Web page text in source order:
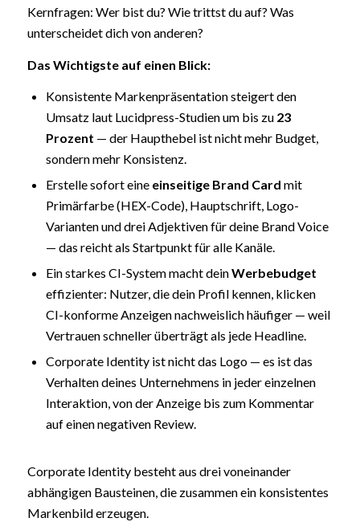
Kernfragen: Wer bist du? Wie trittst du auf? Was
unterscheidet dich von anderen?
Das Wichtigste auf einen Blick:
Konsistente Markenpräsentation steigert den
Umsatz laut Lucidpress-Studien um bis zu 23
Prozent — der Haupthebel ist nicht mehr Budget,
sondern mehr Konsistenz.
Erstelle sofort eine einseitige Brand Card mit
Primärfarbe (HEX-Code), Hauptschrift, Logo-
Varianten und drei Adjektiven für deine Brand Voice
— das reicht als Startpunkt für alle Kanäle.
Ein starkes CI-System macht deinWerbebudget
effizienter: Nutzer, die dein Profil kennen, klicken
CI-konforme Anzeigen nachweislich häufiger — weil
Vertrauen schneller überträgt als jede Headline.
Corporate Identity ist nicht das Logo — es ist das
Verhalten deines Unternehmens in jeder einzelnen
Interaktion, von der Anzeige bis zum Kommentar
auf einen negativen Review.
Corporate Identity besteht aus drei voneinander
abhängigen Bausteinen, die zusammen ein konsistentes
Markenbild erzeugen.